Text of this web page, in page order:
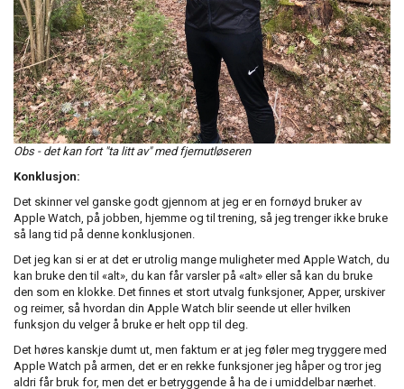
Obs - det kan fort "ta litt av" med fjernutløseren
Konklusjon:
Det skinner vel ganske godt gjennom at jeg er en fornøyd bruker av
Apple Watch, på jobben, hjemme og til trening, så jeg trenger ikke bruke
så lang tid på denne konklusjonen.
Det jeg kan si er at det er utrolig mange muligheter med Apple Watch, du
kan bruke den til «alt», du kan får varsler på «alt» eller så kan du bruke
den som en klokke. Det finnes et stort utvalg funksjoner, Apper, urskiver
og reimer, så hvordan din Apple Watch blir seende ut eller hvilken
funksjon du velger å bruke er helt opp til deg.
Det høres kanskje dumt ut, men faktum er at jeg føler meg tryggere med
Apple Watch på armen, det er en rekke funksjoner jeg håper og tror jeg
aldri får bruk for, men det er betryggende å ha de i umiddelbar nærhet.